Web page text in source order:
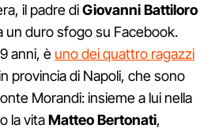
il padre diGiovanni Battiloro
un duro sfogo su Facebook.
anni, è uno dei quattro ragazzi
provincia di Napoli, che sono
Morandi: insieme a lui nella
la vitaMatteo Bertonati,